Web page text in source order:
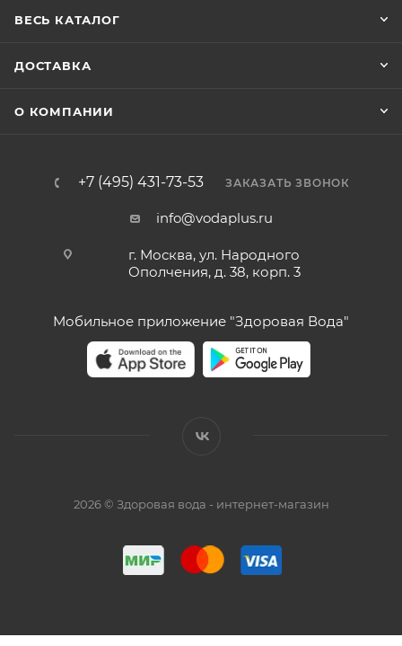
ВЕСЬ КАТАЛОГ
ДОСТАВКА
О КОМПАНИИ
+7 (495) 431-73-53 ЗАКАЗАТЬ ЗВОНОК
info@vodaplus.ru
г. Москва, ул. Народного
Ополчения, д. 38, корп. 3
Мобильное приложение "Здоровая Вода"
2026 © Здоровая вода - интернет-магазин